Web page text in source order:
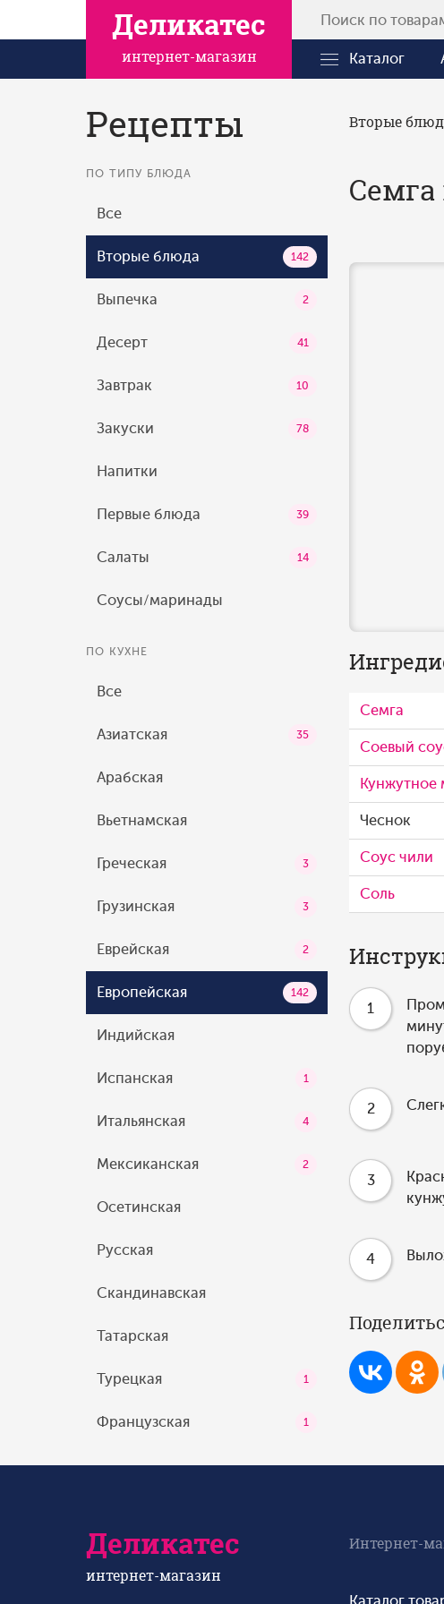
Деликатес
интернет-магазин Каталог
Рецепты
ПО ТИПУ БЛЮДА
Все
Вторые блюда 142
Выпечка 2
Десерт 41
Завтрак 10
Закуски 78
Напитки
Первые блюда 39
Салаты 14
Соусы/маринады
ПО КУХНЕ
Все
Азиатская 35
Арабская
Вьетнамская
Греческая 3
Грузинская 3
Еврейская 2
Европейская 142
Индийская
Испанская 1
Итальянская 4
Мексиканская 2
Осетинская
Русская
Скандинавская
Татарская
Турецкая 1
Французская 1
Вторые
Семга
Соевый
Кунжутное
Чеснок
Соус чили
Соль
1
2
3
4
Деликатес
интернет-магазин
Интернет-